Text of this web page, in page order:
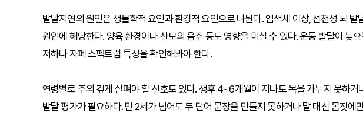
발달지연의 원인은 생물학적 요인과 환경적 요인으로 나뉜다. 염색체 이상, 선천성 뇌
원인에 해당한다. 양육 환경이나 산모의 음주 등도 영향을 미칠 수 있다. 운동 발달이 늦
저하나 자폐 스펙트럼 특성을 확인해봐야 한다.
연령별로 주의 깊게 살펴야 할 신호도 있다. 생후 4~6개월이 지나도 목을 가누지 못하거
발달 평가가 필요하다. 만 2세가 넘어도 두 단어 문장을 만들지 못하거나 말 대신 몸짓에